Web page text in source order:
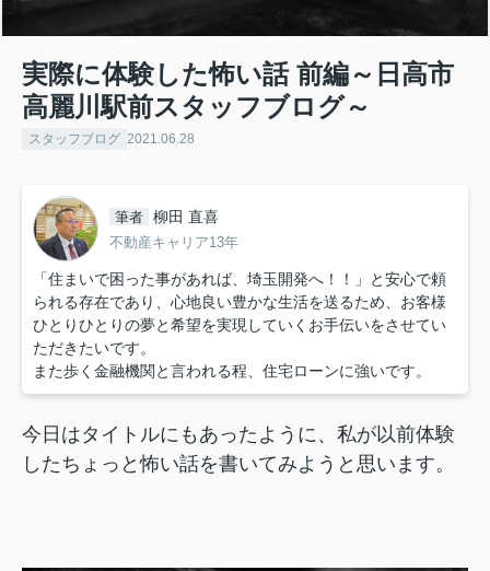
実際に体験した怖い話 前編～日高市
高麗川駅前スタッフブログ～
スタッフブログ 2021.06.28
筆者 柳田 直喜
不動産キャリア13年
「住まいで困った事があれば、埼玉開発へ！！」と安心で頼
られる存在であり、心地良い豊かな生活を送るため、お客様
ひとりひとりの夢と希望を実現していくお手伝いをさせてい
ただきたいです。
また歩く金融機関と言われる程、住宅ローンに強いです。
今日はタイトルにもあったように、私が以前体験
したちょっと怖い話を書いてみようと思います。